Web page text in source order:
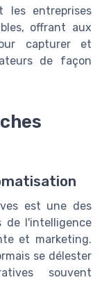
les entreprises
offrant aux
capturer et
de façon
est une des
de l'intelligence
et marketing.
se délester
souvent